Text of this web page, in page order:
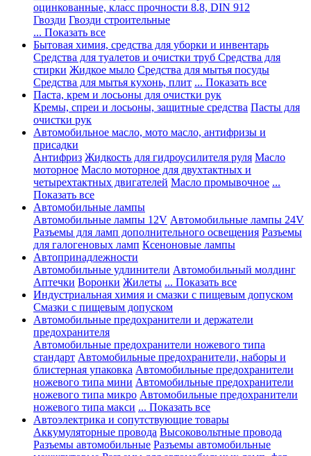
оцинкованные, класс прочности 8.8, DIN 912
Гвозди Гвозди строительные
... Показать все
Бытовая химия, средства для уборки и инвентарь
Средства для туалетов и очистки труб Средства для
стирки Жидкое мыло Средства для мытья посуды
Средства для мытья кухонь, плит ... Показать все
Паста, крем и лосьоны для очистки рук
Кремы, спреи и лосьоны, защитные средства Пасты для
очистки рук
Автомобильное масло, мото масло, антифризы и
присадки
Антифриз Жидкость для гидроусилителя руля Масло
моторное Масло моторное для двухтактных и
четырехтактных двигателей Масло промывочное ...
Показать все
Автомобильные лампы
Автомобильные лампы 12V Автомобильные лампы 24V
Разъемы для ламп дополнительного освещения Разъемы
для галогеновых ламп Ксеноновые лампы
Автопринадлежности
Автомобильные удлинители Автомобильный молдинг
Аптечки Воронки Жилеты ... Показать все
Индустриальная химия и смазки с пищевым допуском
Смазки с пищевым допуском
Автомобильные предохранители и держатели
предохранителя
Автомобильные предохранители ножевого типа
стандарт Автомобильные предохранители, наборы и
блистерная упаковка Автомобильные предохранители
ножевого типа мини Автомобильные предохранители
ножевого типа микро Автомобильные предохранители
ножевого типа макси ... Показать все
Автоэлектрика и сопутствующие товары
Аккумуляторные провода Высоковольтные провода
Разъемы автомобильные Разъемы автомобильные